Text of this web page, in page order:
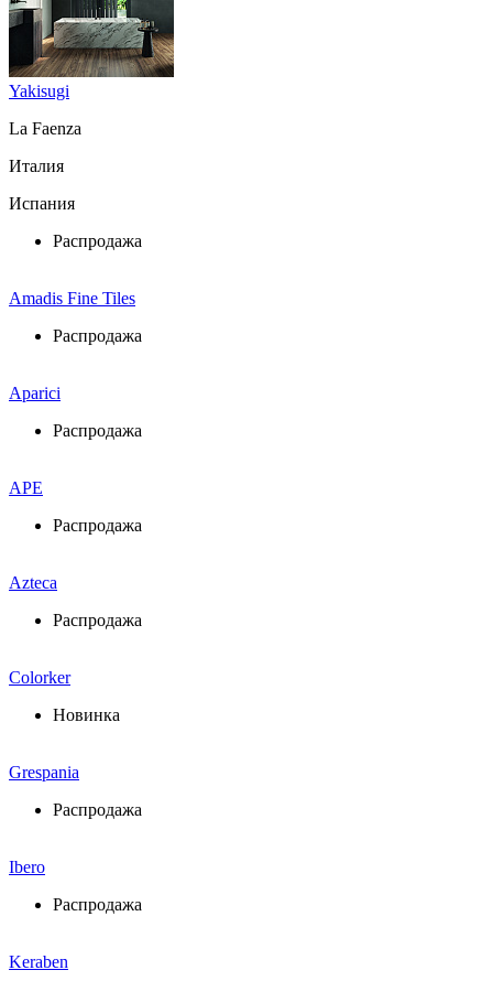
Yakisugi
La Faenza
Италия
Испания
Распродажа
Amadis Fine Tiles
Распродажа
Aparici
Распродажа
APE
Распродажа
Azteca
Распродажа
Colorker
Новинка
Grespania
Распродажа
Ibero
Распродажа
Keraben